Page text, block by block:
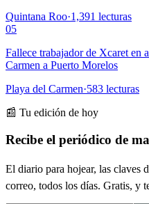
Quintana Roo·1,391 lecturas
05
Fallece trabajador de Xcaret en
Carmen a Puerto Morelos
Playa del Carmen·583 lecturas
📰 Tu edición de hoy
Recibe el periódico de
El diario para hojear, las claves
correo, todos los días. Gratis, y